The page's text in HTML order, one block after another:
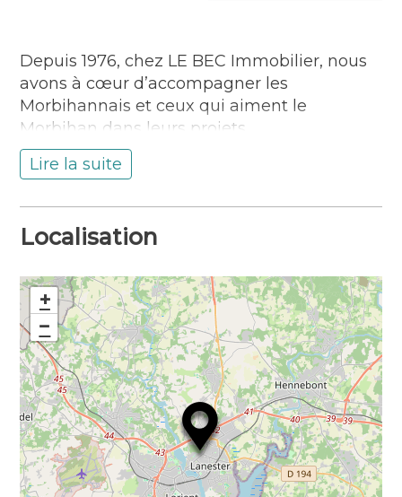
Depuis 1976, chez LE BEC Immobilier, nous
avons à cœur d’accompagner les
Morbihannais et ceux qui aiment le
Morbihan dans leurs projets.
Installée dans la partie ouest de Lanester,
notre agence LE BEC Immobilier intègre
tous les métiers et les expertises de
l’immobilier : Habitation, Gestion/location,
Entreprise, Commerce, Promotion.
Nous sommes là pour vous écouter et vous
accompagner dans vos projets. Entrons en
contact pour en discuter !
Commerce
Agence immobilière
Lire la suite
Localisation
+
−